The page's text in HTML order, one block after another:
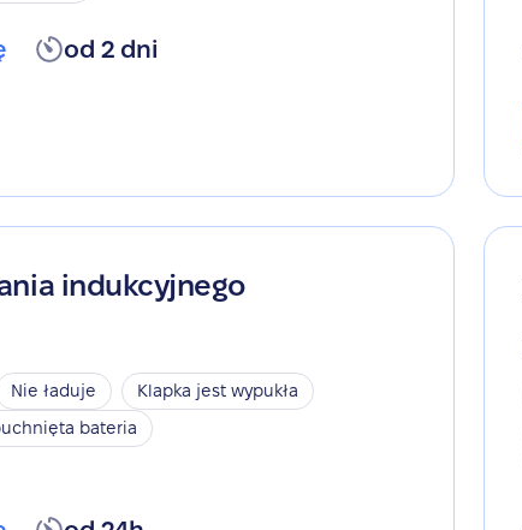
od 2 dni
indukcyjnego
Nie ładuje
Klapka jest wypukła
bateria